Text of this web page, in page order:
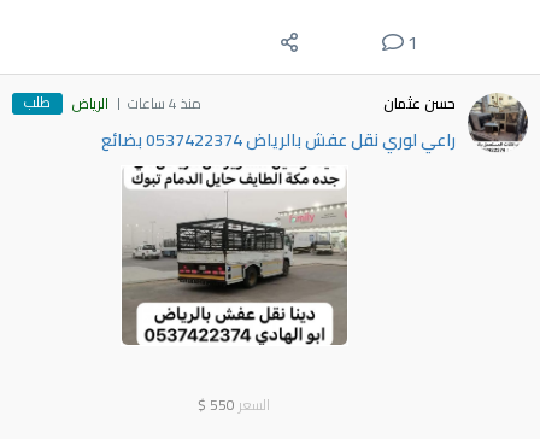
1
حسن عثمان منذ 4 ساعات الرياض طلب
راعي لوري نقل عفش بالرياض 0537422374 بضائع
السعر 550
$